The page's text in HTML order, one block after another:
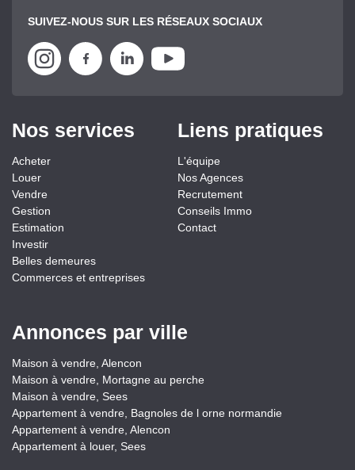
SUIVEZ-NOUS SUR LES RÉSEAUX SOCIAUX
Nos services
Acheter
Louer
Vendre
Gestion
Estimation
Investir
Belles demeures
Commerces et entreprises
Liens pratiques
L'équipe
Nos Agences
Recrutement
Conseils Immo
Contact
Annonces par ville
Maison à vendre, Alencon
Maison à vendre, Mortagne au perche
Maison à vendre, Sees
Appartement à vendre, Bagnoles de l orne normandie
Appartement à vendre, Alencon
Appartement à louer, Sees